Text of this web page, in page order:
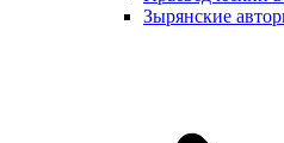
Зырянские